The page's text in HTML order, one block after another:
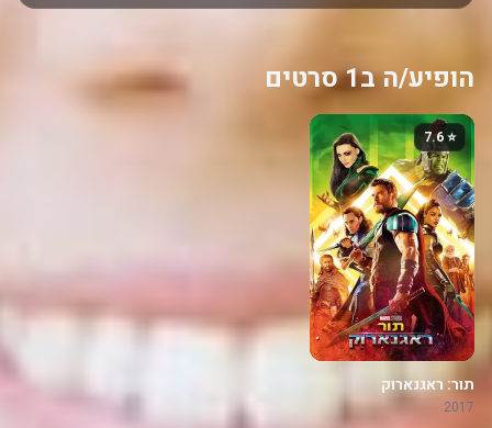
הופיע/ה ב1 סרטים
⭐ 7.6
תור: ראגנארוק
2017